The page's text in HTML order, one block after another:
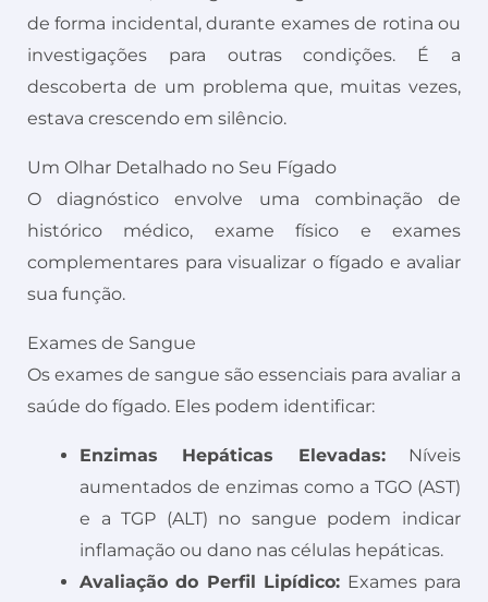
de forma incidental, durante exames de rotina ou
investigações para outras condições. É a
descoberta de um problema que, muitas vezes,
estava crescendo em silêncio.
Um Olhar Detalhado no Seu Fígado
O diagnóstico envolve uma combinação de
histórico médico, exame físico e exames
complementares para visualizar o fígado e avaliar
sua função.
Exames de Sangue
Os exames de sangue são essenciais para avaliar a
saúde do fígado. Eles podem identificar:
Enzimas Hepáticas Elevadas:Níveis
aumentados de enzimas como a TGO (AST)
e a TGP (ALT) no sangue podem indicar
inflamação ou dano nas células hepáticas.
Avaliação do Perfil Lipídico: Exames para